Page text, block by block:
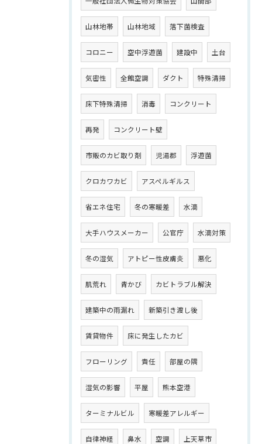
山林地帯 山林地域 落下菌検査
コロニー 空中浮遊菌 建設中 土台
気密性 全館空調 ダクト 特殊清掃
床下特殊清掃 消毒 コンクリート
再発 コンクリート壁
市販のカビ取り剤 児湯郡 浮遊菌
クロカワカビ アスペルギルス
省エネ住宅 冬の寒暖差 水滴
大手ハウスメーカー 公官庁 水滴対策
冬の湿気 アトピー性皮膚炎 悪化
肌荒れ 青かび カビトラブル解決
建築中の雨漏れ 新築引き渡し後
賃貸物件 床に発生したカビ
フローリング 責任 部屋の隅
湿気の影響 平屋 熊本空港
ターミナルビル 寒暖差アレルギー
自律神経 鼻水 空調 上天草市